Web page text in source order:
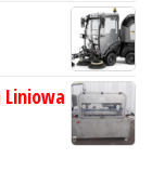
Liniowa